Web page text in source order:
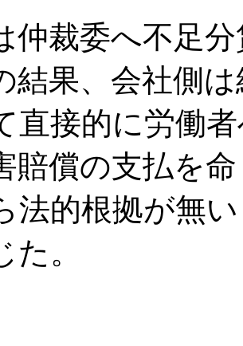
仲裁委へ不足
結果、会社側
直接的に労働
賠償の支払を
法的根拠が無
。